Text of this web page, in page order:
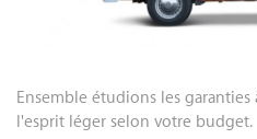
Ensemble étudions les
l'esprit léger selon votre budget.